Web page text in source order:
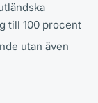
till 100 procent
utan även